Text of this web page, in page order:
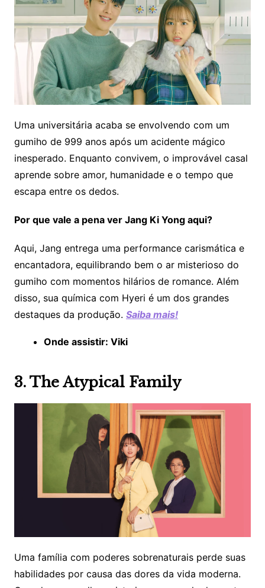
Uma universitária acaba se envolvendo com um
gumiho de 999 anos após um acidente mágico
inesperado. Enquanto convivem, o improvável casal
aprende sobre amor, humanidade e o tempo que
escapa entre os dedos.
Por que vale a pena ver Jang Ki Yong aqui?
Aqui, Jang entrega uma performance carismática e
encantadora, equilibrando bem o ar misterioso do
gumiho com momentos hilários de romance. Além
disso, sua química com Hyeri é um dos grandes
destaques da produção. Saiba mais!
Onde assistir: Viki
3. The Atypical Family
Uma família com poderes sobrenaturais perde suas
habilidades por causa das dores da vida moderna.